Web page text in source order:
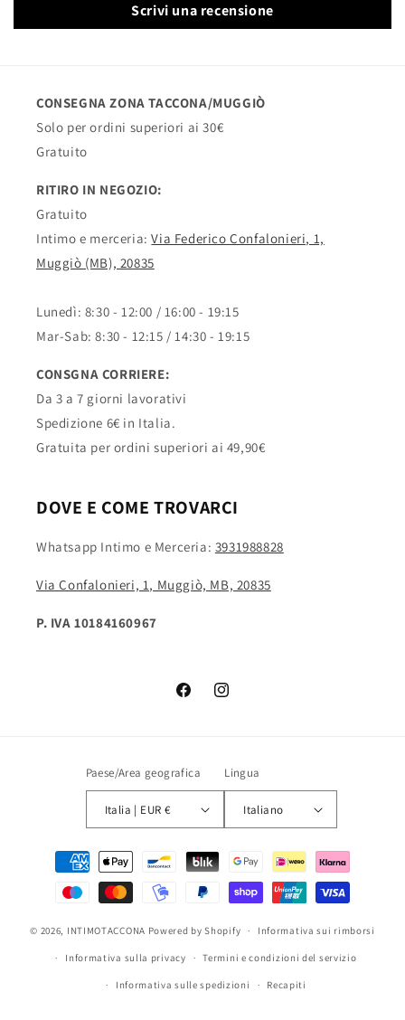
Scrivi una recensione
CONSEGNA ZONA TACCONA/MUGGIÒ
Solo per ordini superiori ai 30€
Gratuito
RITIRO IN NEGOZIO:
Gratuito
Intimo e merceria:Via Federico Confalonieri, 1,
Muggiò (MB), 20835
Lunedì: 8:30 - 12:00 / 16:00 - 19:15
Mar-Sab: 8:30 - 12:15 / 14:30 - 19:15
CONSGNA CORRIERE:
Da 3 a 7 giorni lavorativi
Spedizione 6€ in Italia.
Gratuita per ordini superiori ai 49,90€
DOVE E COME TROVARCI
Whatsapp Intimo e Merceria: 3931988828
Via Confalonieri, 1, Muggiò, MB, 20835
P. IVA 10184160967
FacebookInstagram
Paese/Area geografica
Italia | EUR €
Lingua
Italiano
Metodi
pagamento
© 2026, INTIMOTACCONA Powered by Shopify Informativa sui rimborsi
Informativa sulla privacy Termini e condizioni del servizio
Informativa sulle spedizioni Recapiti